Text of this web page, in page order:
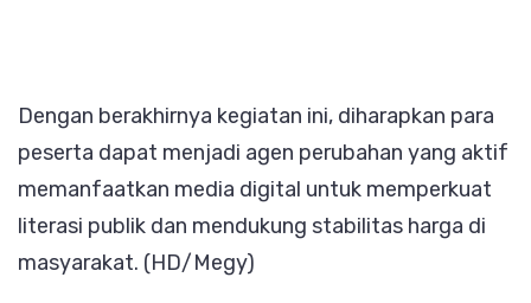
Dengan berakhirnya kegiatan ini, diharapkan para
peserta dapat menjadi agen perubahan yang aktif
memanfaatkan media digital untuk memperkuat
literasi publik dan mendukung stabilitas harga di
masyarakat. (HD/Megy)